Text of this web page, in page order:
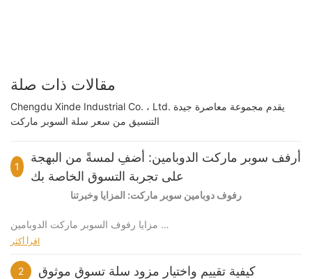
مقالات ذات صلة
Chengdu Xinde Industrial Co. ، Ltd. يقدم مجموعة معاصرة جيدة
التنسيق من سعر سلة السوبر ماركت
1
أرفف سوبر ماركت الدوبامين: أضفِ لمسةً من البهجة
على تجربة التسوق الخاصة بك
رفوف دوبامين سوبر ماركت: المزايا وخبرتنا
اقرأ أكثر
2 كيفية تقييم واختيار مزود سلة تسوق موثوق